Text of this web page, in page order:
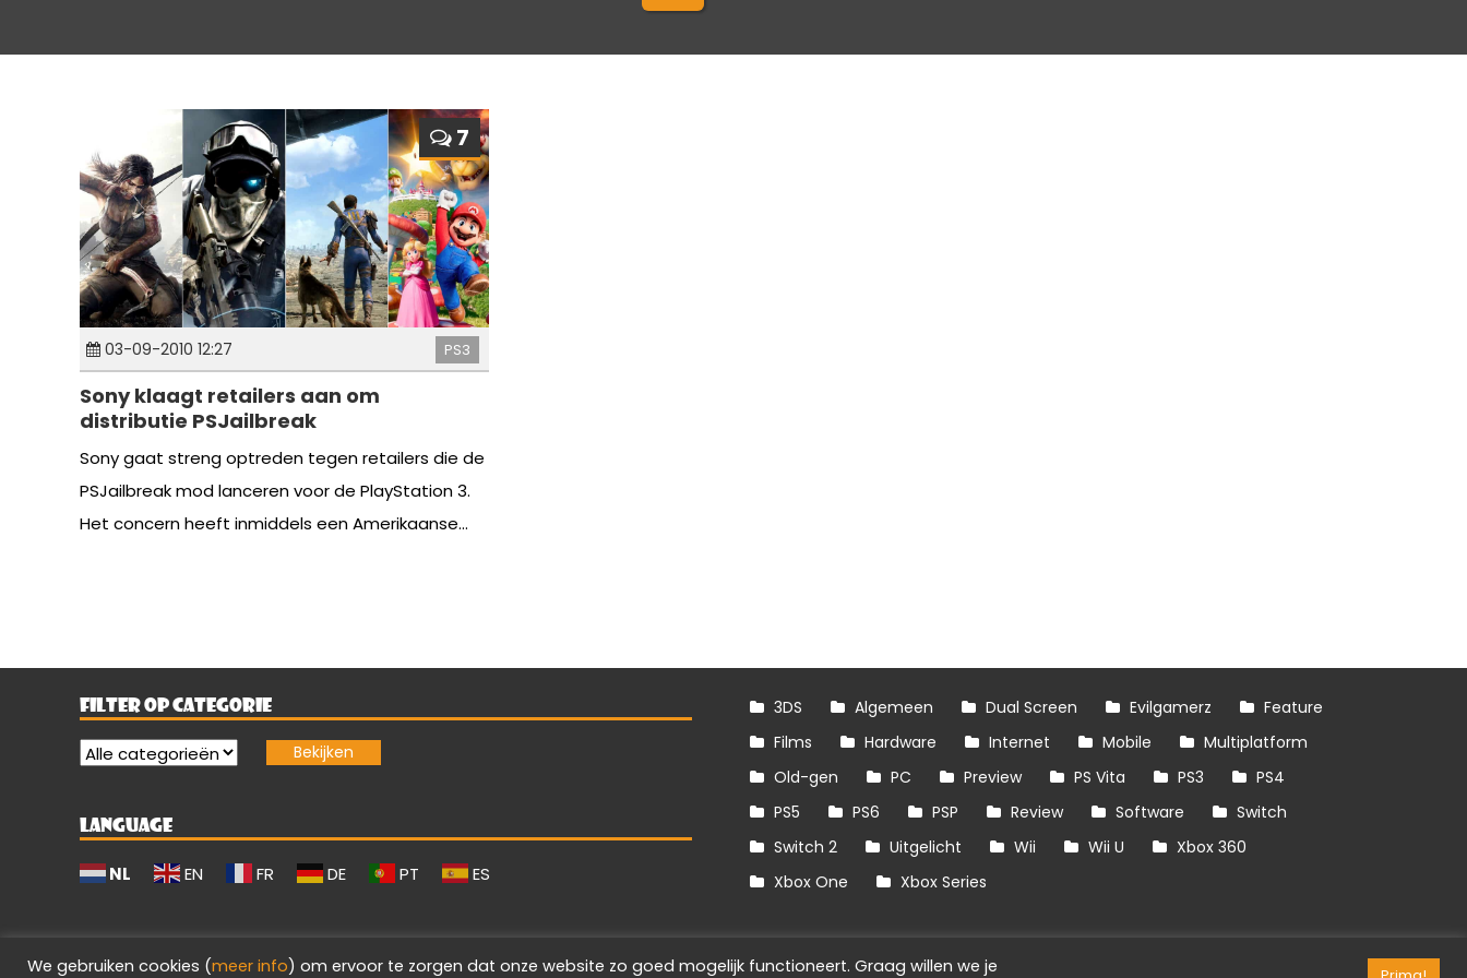
7
03-09-2010 12:27 PS3
Sony klaagt retailers aan om
distributie PSJailbreak
Sony gaat streng optreden tegen retailers die de
PSJailbreak mod lanceren voor de PlayStation 3.
Het concern heeft inmiddels een Amerikaanse...
FILTER OP CATEGORIE
LANGUAGE
NL EN FR DE PT ES
3DS Algemeen Dual Screen Evilgamerz
Feature
Films
Hardware Internet Mobile
Multiplatform
Old-gen
PC Preview PS Vita PS3
PS4
PS5
PS6 PSP Review Software
Switch
Switch 2
Uitgelicht Wii Wii U
Xbox 360
Xbox One
Xbox Series
We gebruiken cookies (meer info) om ervoor te zorgen dat onze website zo goed mogelijk functioneert. Graag willen we je